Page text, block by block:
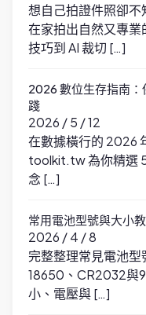
想自己拍證件照卻
在家拍出自然又專
技巧到 AI 裁切 […]
2026 數位生存指南：
踐
2026 / 5 / 12
在數據橫行的 2026
toolkit.tw 為你精選
念 […]
常用電池型號與大小
2026 / 4 / 8
完整整理常見電池型
18650、CR2032與
小、電壓與 […]